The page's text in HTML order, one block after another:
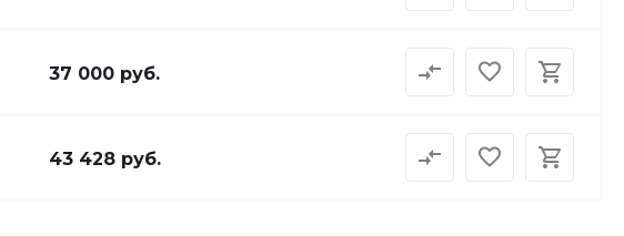
37 000 руб.
43 428 руб.